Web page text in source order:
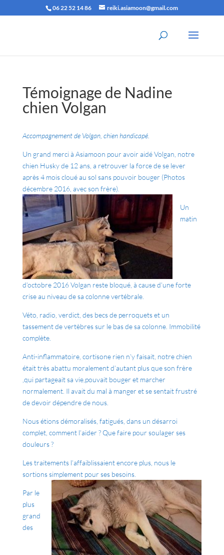
06 22 52 14 86 reiki.asiamoon@gmail.com
Témoignage de Nadine
chien Volgan
Accompagnement de Volgan, chien handicapé.
Un grand merci à Asiamoon pour avoir aidé Volgan, notre
chien Husky de 12 ans, a retrouver la force de se lever
après 4 mois cloué au sol sans pouvoir bouger (Photos
décembre 2016, avec son frère).
Un
matin
d’octobre 2016 Volgan reste bloqué, à cause d’une forte
crise au niveau de sa colonne vertébrale.
Véto, radio, verdict, des becs de perroquets et un
tassement de vertèbres sur le bas de sa colonne. Immobilité
complète.
Anti-inflammatoire, cortisone rien n’y faisait, notre chien
était très abattu moralement d’autant plus que son frère
,qui partageait sa vie,pouvait bouger et marcher
normalement. Il avait du mal à manger et se sentait frustré
de devoir dépendre de nous.
Nous étions démoralisés, fatigués, dans un désarroi
complet, comment l’aider ? Que faire pour soulager ses
douleurs ?
Les traitements l’affaiblissaient encore plus, nous le
sortions simplement pour ses besoins.
Par le
plus
grand
des